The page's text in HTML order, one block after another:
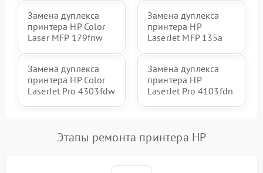
Замена дуплекса
принтера HP Color
Laser MFP 179fnw
Замена дуплекса
принтера HP
LaserJet MFP 135a
Замена дуплекса
принтера HP Color
LaserJet Pro 4303fdw
Замена дуплекса
принтера HP
LaserJet Pro 4103fdn
Этапы ремонта принтера HP